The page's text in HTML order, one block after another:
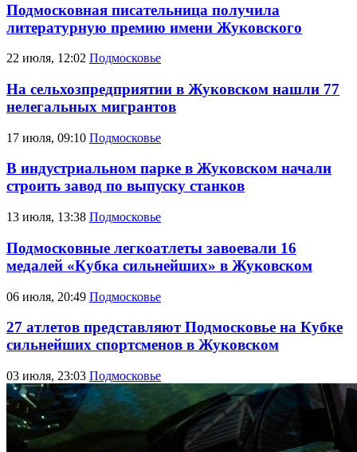
Подмосковная писательница получила
литературную премию имени Жуковского
22 июля, 12:02 Подмосковье
На сельхозпредприятии в Жуковском нашли 77
нелегальных мигрантов
17 июля, 09:10 Подмосковье
В индустриальном парке в Жуковском начали
строить завод по выпуску станков
13 июля, 13:38 Подмосковье
Подмосковные легкоатлеты завоевали 16
медалей «Кубка сильнейших» в Жуковском
06 июля, 20:49 Подмосковье
27 атлетов представляют Подмосковье на Кубке
сильнейших спортсменов в Жуковском
03 июля, 23:03 Подмосковье